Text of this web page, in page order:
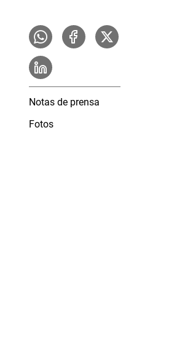
Notas de prensa
Fotos